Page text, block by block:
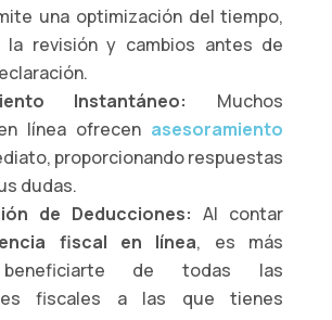
una optimización del tiempo,
la revisión y cambios antes de
Instantáneo:
Muchos
línea ofrecen asesoramiento
proporcionando respuestas
dudas.
de Deducciones: Al contar
fiscal en línea, es más
de todas las
fiscales a las que tienes